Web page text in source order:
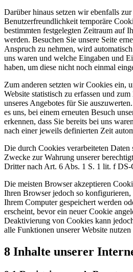
Darüber hinaus setzen wir ebenfalls
Benutzerfreundlichkeit temporäre
bestimmten festgelegten Zeitraum auf
werden. Besuchen Sie unsere Seite
Anspruch zu nehmen, wird
uns waren und welche Eingaben und
haben, um diese nicht noch einmal
Zum anderen setzten wir Cookies ein,
Website statistisch zu erfassen und
unseres Angebotes für Sie
es uns, bei einem erneuten Besuch
erkennen, dass Sie bereits bei uns
nach einer jeweils definierten Zeit
Die durch Cookies verarbeiteten Daten
Zwecke zur Wahrung unserer
Dritter nach Art. 6 Abs. 1 S. 1 lit. f
Die meisten Browser akzeptieren
Ihren Browser jedoch so konfigurieren,
Ihrem Computer gespeichert werden
erscheint, bevor ein neuer Cookie
Deaktivierung von Cookies kann
alle Funktionen unserer Website nutzen
8 Inhalte unserer